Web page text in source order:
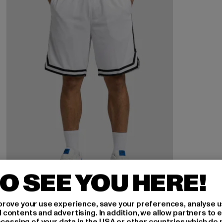
URBAN CLASSICS
Stripes Mesh
SEE YOU HERE!
your use experience, save your preferences, analyse
and advertising. In addition, we allow partners to